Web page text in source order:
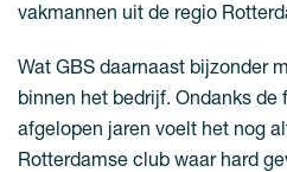
vakmannen uit de regio
Wat GBS daarnaast bijzonder
binnen het bedrijf. Ondanks de
afgelopen jaren voelt het nog
Rotterdamse club waar hard